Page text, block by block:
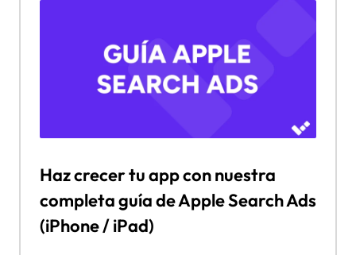
Haz crecer tu app con nuestra
completa guía de Apple Search Ads
(iPhone / iPad)